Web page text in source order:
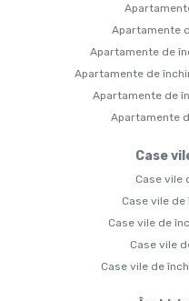
Apartamente
Apartamente de
Apartamente de
Apartamente de
Apartamente
Case
Case vile
Case vile
Case vile de
Case vile
Case vile de